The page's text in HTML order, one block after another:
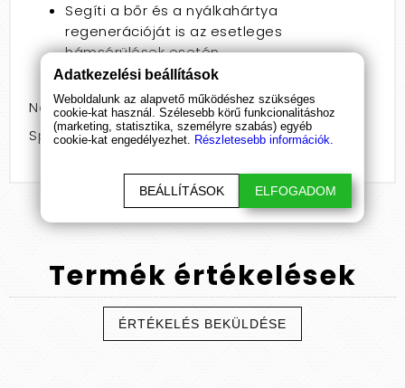
Segíti a bőr és a nyálkahártya
regenerációját is az esetleges
hámsérülések esetén.
Bőrgyógyászatilag vizsgált termék.
Nem: nőknek
Speciális jellemző: natúr
Termék értékelések
ÉRTÉKELÉS BEKÜLDÉSE
Adatkezelési beállítások
Weboldalunk az alapvető működéshez szükséges
cookie-kat használ. Szélesebb körű funkcionalitáshoz
(marketing, statisztika, személyre szabás) egyéb
cookie-kat engedélyezhet. Részletesebb információk.
BEÁLLÍTÁSOK ELFOGADOM